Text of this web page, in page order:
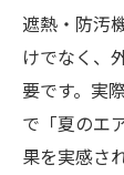
遮熱・防汚
けでなく、
要です。実
で「夏のエ
果を実感さ